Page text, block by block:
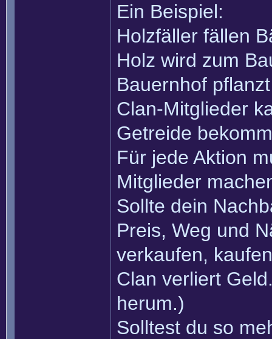
Ein Beispiel:
Holzfäller fällen
Holz wird zum
Bauernhof
Clan-Mitglieder
Getreide
Für jede Aktion
Mitglieder
Sollte dein
Preis, Weg und
verkaufen,
Clan verliert
herum.)
Solltest du so